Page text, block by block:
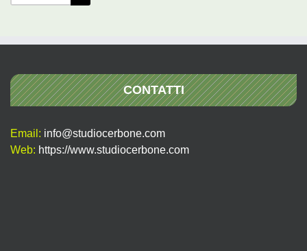
per:
CONTATTI
Email: info@studiocerbone.com
Web: https://www.studiocerbone.com